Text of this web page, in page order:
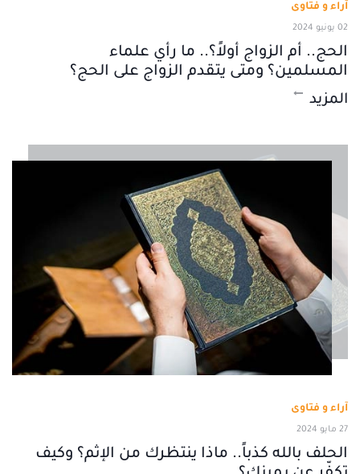
آراء و فتاوى
02 يونيو 2024
الحج.. أم الزواج أولاً؟.. ما رأي علماء
المسلمين؟ ومتى يتقدم الزواج على الحج؟
المزيد
آراء و فتاوى
27 مايو 2024
الحلف بالله كذباً.. ماذا ينتظرك من الإثم؟ وكيف